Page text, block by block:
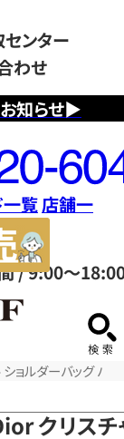
知らせ▶
センター
わせ
/ 9:00～
一覧店舗一
サ
ショルダーバッグ バ
クリスチ